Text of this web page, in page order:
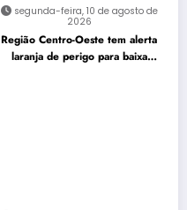
segunda-feira, 10 de agosto de
2026
Região Centro-Oeste tem alerta
laranja de perigo para baixa